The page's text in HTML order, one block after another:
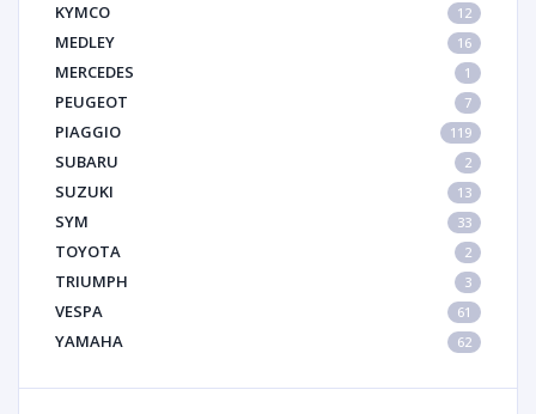
KYMCO 12
MEDLEY 16
MERCEDES 1
PEUGEOT 7
PIAGGIO 119
SUBARU 2
SUZUKI 13
SYM 33
TOYOTA 2
TRIUMPH 3
VESPA 61
YAMAHA 62